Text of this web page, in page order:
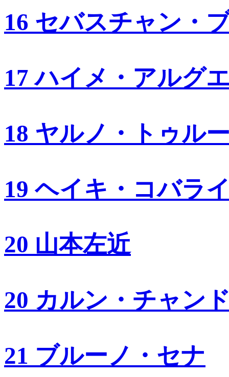
16 セバスチャン・
17 ハイメ・アルグ
18 ヤルノ・トゥル
19 ヘイキ・コバラ
20 山本左近
20 カルン・チャン
21 ブルーノ・セナ